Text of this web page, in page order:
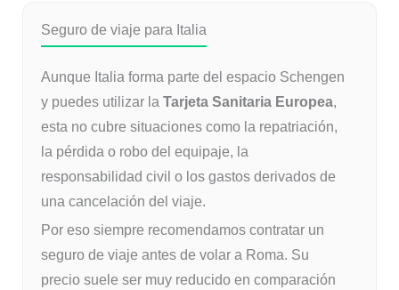
Seguro de viaje para Italia
Aunque Italia forma parte del espacio Schengen
y puedes utilizar la Tarjeta Sanitaria Europea,
esta no cubre situaciones como la repatriación,
la pérdida o robo del equipaje, la
responsabilidad civil o los gastos derivados de
una cancelación del viaje.
Por eso siempre recomendamos contratar un
seguro de viaje antes de volar a Roma. Su
precio suele ser muy reducido en comparación